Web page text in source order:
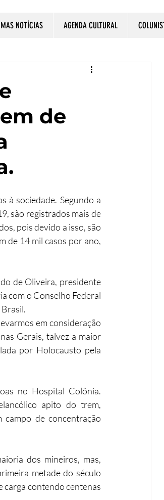
NOTÍCIAS AGENDA CULTURAL
de
à sociedade. Segundo a
são registrados mais de
pois devido a isso, são
de 14 mil casos por ano,
de Oliveira, presidente
com o Conselho Federal
em consideração
Gerais, talvez a maior
por Holocausto pela
no Hospital Colônia.
apito do trem,
campo de concentração
dos mineiros, mas,
metade do século
carga contendo centenas